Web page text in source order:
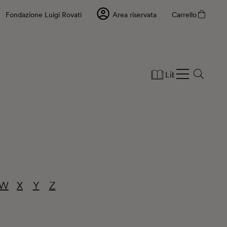
Fondazione Luigi Rovati Area riservata Carrello
Libri
X Y Z